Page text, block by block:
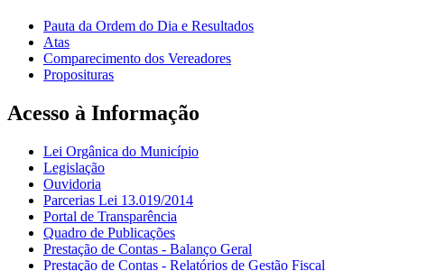
Pauta da Ordem do Dia e Resultados
Atas
Comparecimento dos Vereadores
Proposituras
Acesso à Informação
Lei Orgânica do Município
Legislação
Ouvidoria
Parcerias Lei 13.019/2014
Portal de Transparência
Quadro de Publicações
Prestação de Contas - Balanço Geral
Prestação de Contas - Relatórios de Gestão Fiscal